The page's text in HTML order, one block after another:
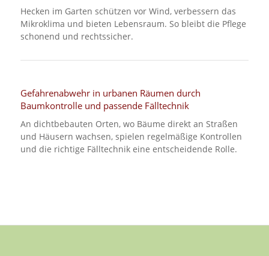
Hecken im Garten schützen vor Wind, verbessern das
Mikroklima und bieten Lebensraum. So bleibt die Pflege
schonend und rechtssicher.
Gefahrenabwehr in urbanen Räumen durch
Baumkontrolle und passende Fälltechnik
An dichtbebauten Orten, wo Bäume direkt an Straßen
und Häusern wachsen, spielen regelmäßige Kontrollen
und die richtige Fälltechnik eine entscheidende Rolle.